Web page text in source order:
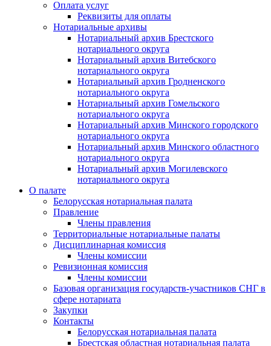
Оплата услуг
Реквизиты для оплаты
Нотариальные архивы
Нотариальный архив Брестского
нотариального округа
Нотариальный архив Витебского
нотариального округа
Нотариальный архив Гродненского
нотариального округа
Нотариальный архив Гомельского
нотариального округа
Нотариальный архив Минского городского
нотариального округа
Нотариальный архив Минского областного
нотариального округа
Нотариальный архив Могилевского
нотариального округа
О палате
Белорусская нотариальная палата
Правление
Члены правления
Территориальные нотариальные палаты
Дисциплинарная комиссия
Члены комиссии
Ревизионная комиссия
Члены комиссии
Базовая организация государств-участников СНГ в
сфере нотариата
Закупки
Контакты
Белорусская нотариальная палата
Брестская областная нотариальная палата